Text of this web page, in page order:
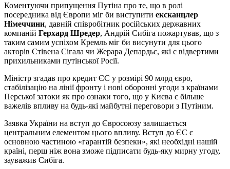
Коментуючи припущення Путіна про те, що в ролі
посередника від Європи міг би виступити ексканцлер
Німеччини, давній співробітник російських державних
компаній Герхард Шредер, Андрій Сибіга пожартував, що з
таким самим успіхом Кремль міг би висунути для цього
акторів Стівена Сігала чи Жерара Депардьє, які є відвертими
прихильниками путінської Росії.
Міністр згадав про кредит ЄС у розмірі 90 млрд євро,
стабілізацію на лінії фронту і нові оборонні угоди з країнами
Перської затоки як про ознаки того, що у Києва є більше
важелів впливу на будь-які майбутні переговори з Путіним.
Заявка України на вступ до Євросоюзу залишається
центральним елементом цього впливу. Вступ до ЄС є
основною частиною «гарантій безпеки», які необхідні нашій
країні, перш ніж вона зможе підписати будь-яку мирну угоду,
зауважив Сибіга.